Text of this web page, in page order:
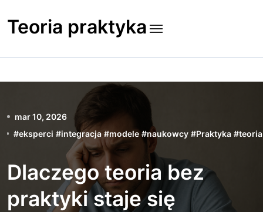
to
content
Teoria praktyka
mar 10, 2026
#eksperci #integracja #modele #naukowcy #Praktyka #teoria
Dlaczego teoria bez
praktyki staje się